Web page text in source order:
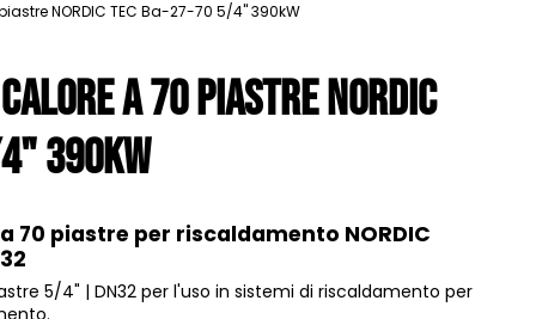
NORDIC TEC Ba-27-70 5/4" 390kW
a 70 piastre NORDIC
390kW
70 piastre per riscaldamento NORDIC
5/4" | DN32 per l'uso in sistemi di riscaldamento per